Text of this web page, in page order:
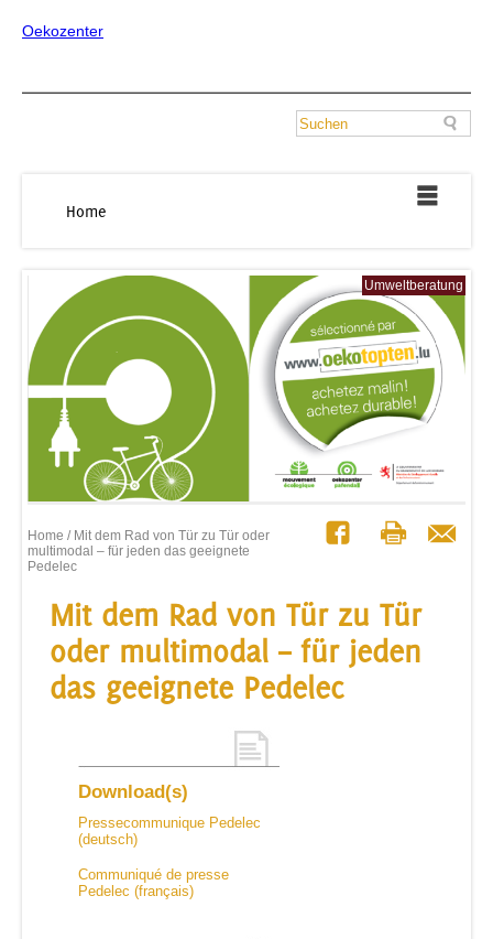
Oekozenter
Home
Umweltberatung
Home / Mit dem Rad von Tür zu Tür oder
multimodal – für jeden das geeignete
Pedelec
Mit dem Rad von Tür zu Tür
oder multimodal – für jeden
das geeignete Pedelec
Download(s)
Pressecommunique Pedelec
(deutsch)
Communiqué de presse
Pedelec (français)